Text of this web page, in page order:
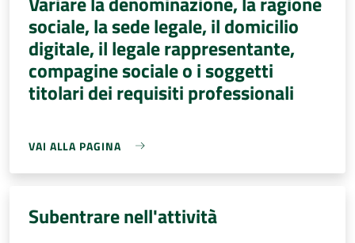
sociale, la sede legale, il domicilio
digitale, il legale rappresentante,
compagine sociale o i soggetti
titolari dei requisiti professionali
VAI ALLA PAGINA
Subentrare nell'attività